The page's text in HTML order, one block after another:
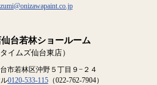
台若林ショールーム
タイムズ仙台東店）
市若林区沖野５丁目９−２４
0120-533-115（022-762-7904）